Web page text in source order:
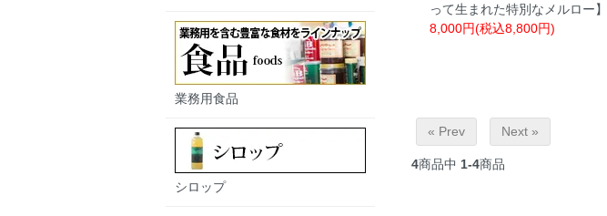
って生まれた特別なメルロー】
8,000円(税込8,800円)
« Prev Next »
4商品中 1-4商品
業務用食品
シロップ